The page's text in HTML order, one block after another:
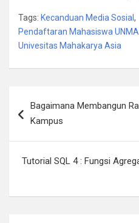
Tags: Kecanduan Media Sosial ,
Pendaftaran Mahasiswa
Univesitas Mahakarya Asia
posBagaimana Membangun
Kampus
Tutorial SQL 4 : Fungsi